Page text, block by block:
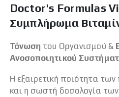
Doctor's Formulas
Συμπλήρωμα
Τόνωση του Οργανισμού &
Ανοσοποιητικού
Η εξαιρετική ποιότητα
και η σωστή δοσολογία